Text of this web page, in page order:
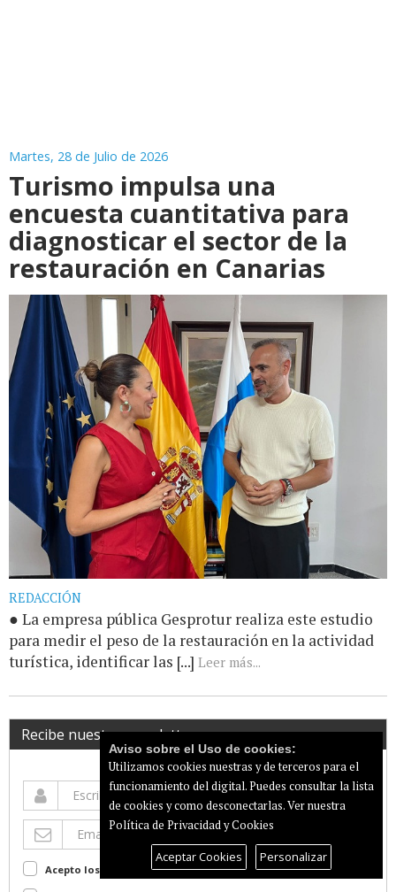
Martes, 28 de Julio de 2026
Turismo impulsa una
encuesta cuantitativa para
diagnosticar el sector de la
restauración en Canarias
REDACCIÓN
● La empresa pública Gesprotur realiza este estudio
para medir el peso de la restauración en la actividad
turística, identificar las [...] Leer más...
Recibe nuestro newsletter
Acepto los terminos de usoVer
Aviso sobre el Uso de cookies:
Utilizamos cookies nuestras y de terceros para el
funcionamiento del digital. Puedes consultar la lista
de cookies y como desconectarlas.Ver nuestra
Política de Privacidad y Cookies
Aceptar Cookies Personalizar